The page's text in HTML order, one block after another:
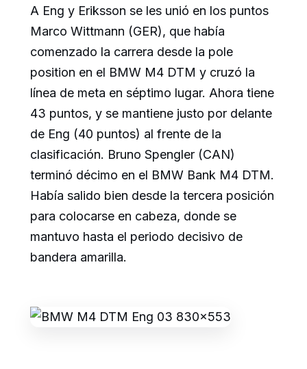
A Eng y Eriksson se les unió en los puntos
Marco Wittmann (GER), que había
comenzado la carrera desde la pole
position en el BMW M4 DTM y cruzó la
línea de meta en séptimo lugar. Ahora tiene
43 puntos, y se mantiene justo por delante
de Eng (40 puntos) al frente de la
clasificación. Bruno Spengler (CAN)
terminó décimo en el BMW Bank M4 DTM.
Había salido bien desde la tercera posición
para colocarse en cabeza, donde se
mantuvo hasta el periodo decisivo de
bandera amarilla.